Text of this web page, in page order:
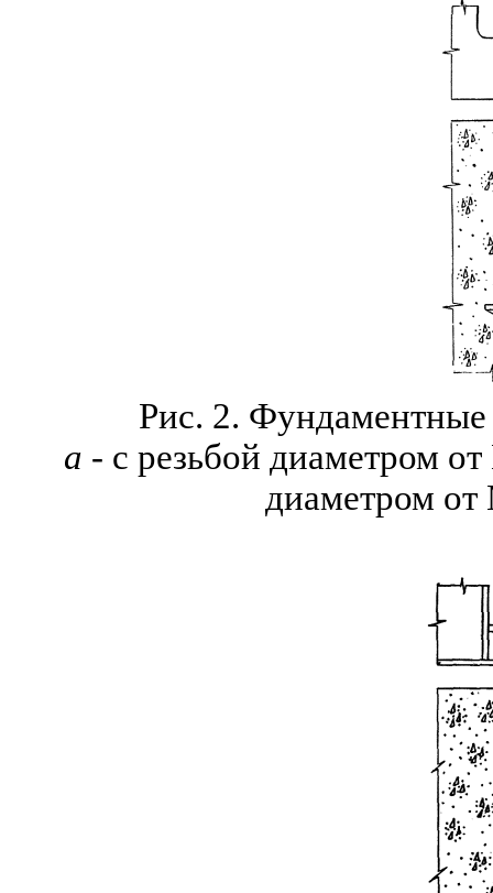
Рис. 2.
а - с резьбой диаметром
диаметром